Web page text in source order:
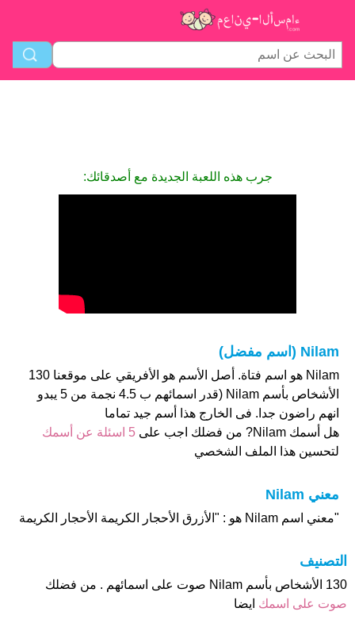
جرب هذه اللعبة الجديدة مع أصدقائك:
Nilam (اسم مفضل)
Nilam هو اسم فتاة. أصل الأسم هو الأفريقي على موقعنا 130
الأشخاص بأسم Nilam (قدر اسمائهم ب 4.5 نجمة من 5 يبدو
انهم راضون جدا. فى الخارج هذا أسم جيد تماما
هل أسمك Nilam? من فضلك اجب على
5 اسئلة عن أسمك
لتحسين هذا الملف الشخصي
معني Nilam
"معني اسم Nilam هو : "الأزرق الأحجار الكريمة الأحجار الكريمة
التصنيف
130 الأشخاص بأسم Nilam صوت على اسمائهم . من فضلك
صوت على اسمك ايضا